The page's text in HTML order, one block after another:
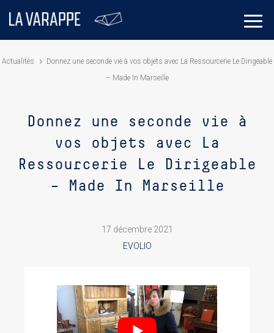
Actualités
Donnez une seconde vie à vos objets avec La Ressourcerie Le Dirigeable
– Made In Marseille
Donnez une seconde vie à
vos objets avec La
Ressourcerie Le Dirigeable
– Made In Marseille
17 décembre 2021
EVOLIO